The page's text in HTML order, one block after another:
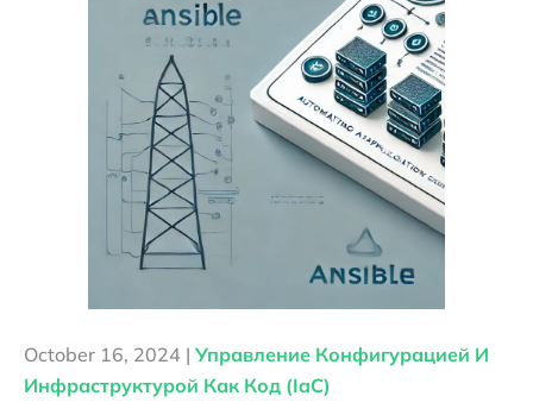
October 16, 2024 | Управление Конфигурацией И
Инфраструктурой Как Код (IaC)